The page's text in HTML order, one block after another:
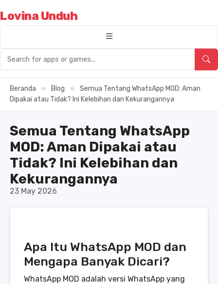
Lovina Unduh
Beranda » Blog »
Semua Tentang WhatsApp MOD: Aman
Dipakai atau Tidak? Ini Kelebihan dan Kekurangannya
Semua Tentang WhatsApp
MOD: Aman Dipakai atau
Tidak? Ini Kelebihan dan
Kekurangannya
23 May 2026
Apa Itu WhatsApp MOD dan
Mengapa Banyak Dicari?
WhatsApp MOD adalah versi WhatsApp yang